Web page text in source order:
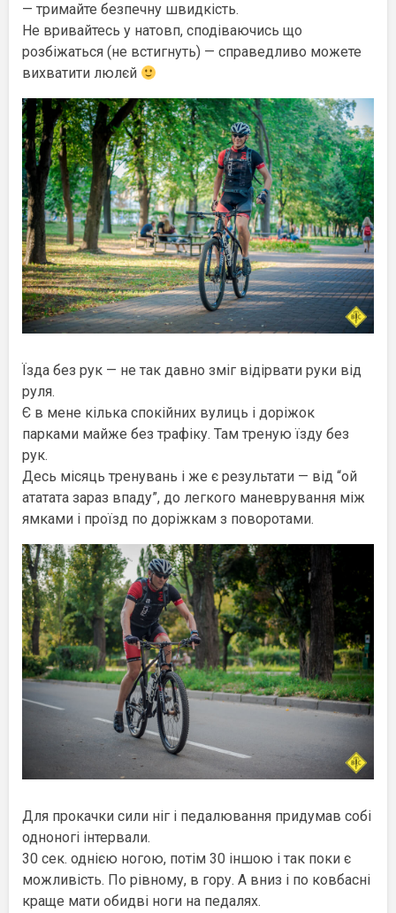
— тримайте безпечну швидкість.
Не вривайтесь у натовп, сподіваючись що
розбіжаться (не встигнуть) — справедливо можете
вихватити люлєй
Їзда без рук — не так давно зміг відірвати руки від
руля.
Є в мене кілька спокійних вулиць і доріжок
парками майже без трафіку. Там треную їзду без
рук.
Десь місяць тренувань і же є результати — від “ой
ататата зараз впаду”, до легкого маневрування між
ямками і проїзд по доріжкам з поворотами.
Для прокачки сили ніг і педалювання придумав собі
одноногі інтервали.
30 сек. однією ногою, потім 30 іншою і так поки є
можливість. По рівному, в гору. А вниз і по ковбасні
краще мати обидві ноги на педалях.